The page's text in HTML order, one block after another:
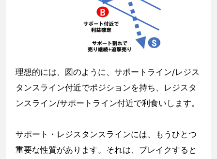
理想的には、図のように、サポートライン/レジス
タンスライン付近でポジションを持ち、レジスタ
ンスライン/サポートライン付近で利食いします。
サポート・レジスタンスラインには、もうひとつ
重要な性質があります。それは、ブレイクすると